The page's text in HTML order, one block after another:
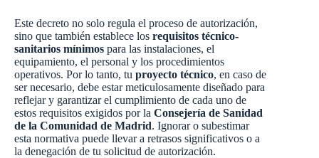
Este decreto no solo regula el proceso de autorización,
sino que también establece los requisitos técnico-
sanitarios mínimos para las instalaciones, el
equipamiento, el personal y los procedimientos
operativos. Por lo tanto, tu proyecto técnico, en caso de
ser necesario, debe estar meticulosamente diseñado para
reflejar y garantizar el cumplimiento de cada uno de
estos requisitos exigidos por la Consejería de Sanidad
de la Comunidad de Madrid. Ignorar o subestimar
esta normativa puede llevar a retrasos significativos o a
la denegación de tu solicitud de autorización.